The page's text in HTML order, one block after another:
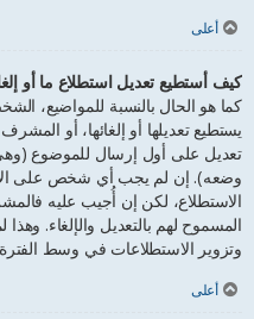
أعلى
كيف أستطيع تعديل استطلاع ما أو
كما هو الحال بالنسبة للمواضيع،
يستطيع تعديلها أو إلغائها، أو
تعديل على أول إرسال للموضوع (وهي
وضعه). إن لم يجب أي شخص على
الاستطلاع، لكن إن أُجيب عليه
المسموح لهم بالتعديل والإلغاء.
وتزوير الاستطلاعات في وسط
أعلى